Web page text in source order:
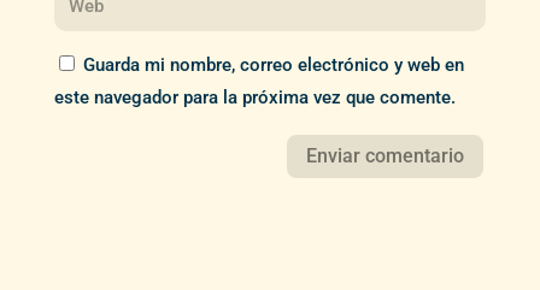
Guarda mi nombre, correo electrónico y web en
este navegador para la próxima vez que comente.